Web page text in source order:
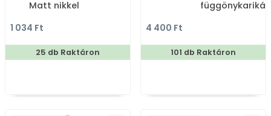
Matt nikkel
1 034 Ft
25 db Raktáron
4 400 Ft
101 db Raktáron